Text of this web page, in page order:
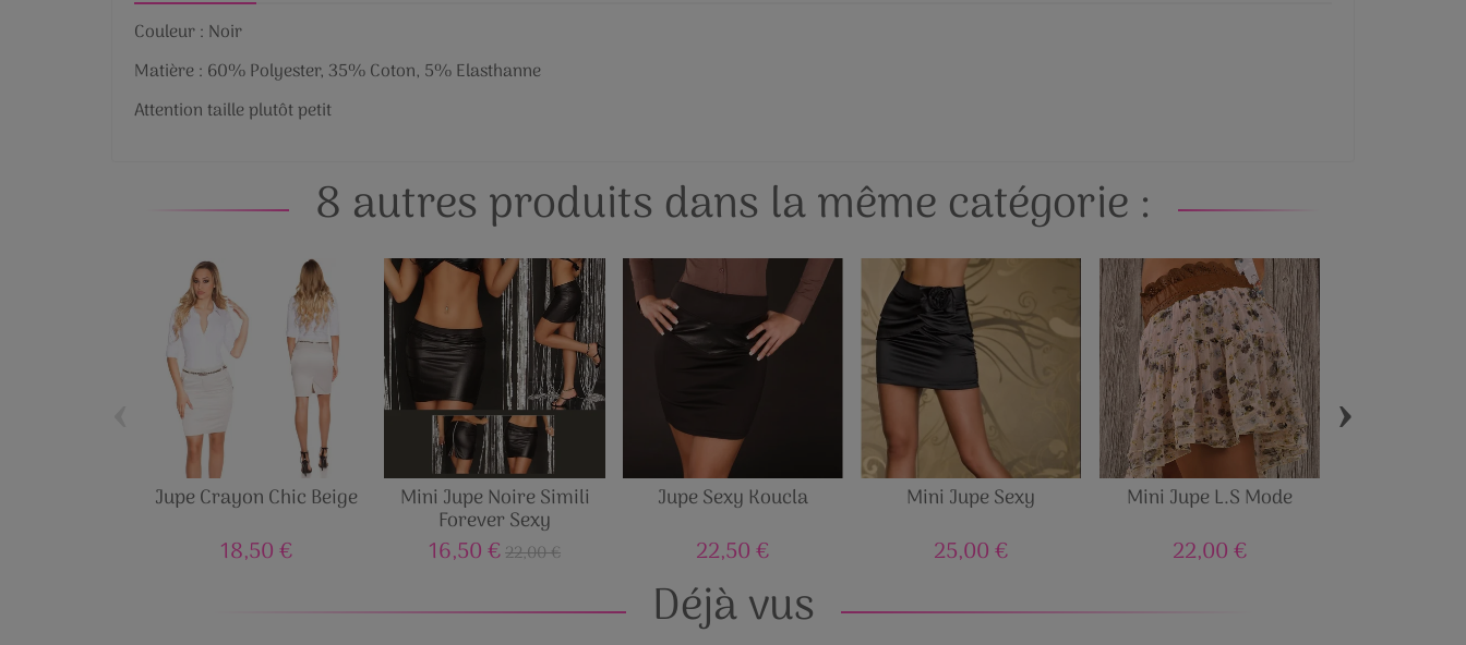
Couleur : Noir
Matière : 60% Polyester, 35% Coton, 5% Elasthanne
Attention taille plutôt petit
8 autres produits dans la même catégorie :
Jupe Crayon Chic Beige
18,50 €
Mini Jupe Noire Simili
Forever Sexy
16,50 €22,00 €
Jupe Sexy Koucla
22,50 €
Mini Jupe Sexy
25,00 €
Mini Jupe L.S Mode
22,00 €
›
Déjà vus